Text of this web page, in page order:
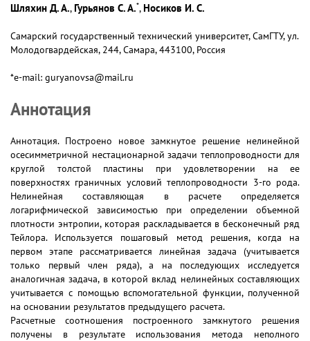
Шляхин Д. А.,Гурьянов С. А.*,Носиков И. С.
Самарский государственный технический университет, СамГТУ, ул.
Молодогвардейская, 244, Самара, 443100, Россия
*e-mail: guryanovsa@mail.ru
Аннотация
Аннотация. Построено новое замкнутое решение нелинейной
осесимметричной нестационарной задачи теплопроводности для
круглой толстой пластины при удовлетворении на ее
поверхностях граничных условий теплопроводности 3-го рода.
Нелинейная составляющая в расчете определяется
логарифмической зависимостью при определении объемной
плотности энтропии, которая раскладывается в бесконечный ряд
Тейлора. Используется пошаговый метод решения, когда на
первом этапе рассматривается линейная задача (учитывается
только первый член ряда), а на последующих исследуется
аналогичная задача, в которой вклад нелинейных составляющих
учитывается с помощью вспомогательной функции, полученной
на основании результатов предыдущего расчета.
Расчетные соотношения построенного замкнутого решения
получены в результате использования метода неполного